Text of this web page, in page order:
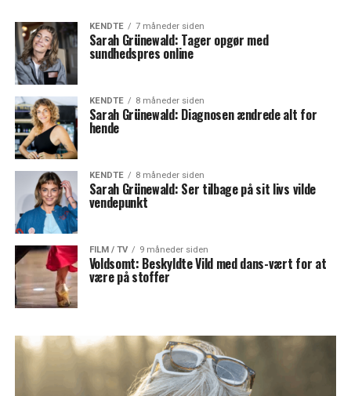
KENDTE 7 måneder siden
Sarah Grünewald: Tager opgør med
sundhedspres online
KENDTE 8 måneder siden
Sarah Grünewald: Diagnosen ændrede alt for
hende
KENDTE 8 måneder siden
Sarah Grünewald: Ser tilbage på sit livs vilde
vendepunkt
FILM / TV 9 måneder siden
Voldsomt: Beskyldte Vild med dans-vært for at
være på stoffer